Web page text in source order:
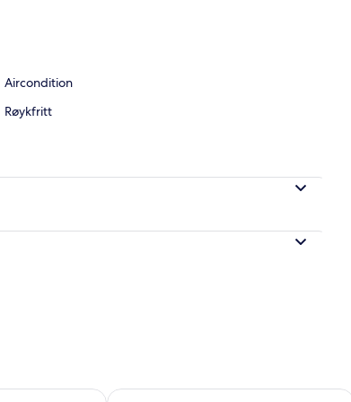
Aircondition
Røykfritt
i morgen, aug. 9 - aug. 10Sjekk tilgjengelighet for denne helgen,